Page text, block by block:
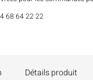
68 64 22 22
Détails produit